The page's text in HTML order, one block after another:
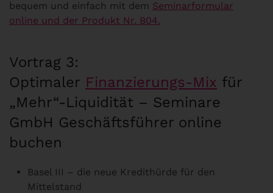
bequem und einfach mit dem Seminarformular
online und der Produkt Nr. B04.
Vortrag 3:
Optimaler Finanzierungs-Mix für
„Mehr“-Liquidität – Seminare
GmbH Geschäftsführer online
buchen
Basel III – die neue Kredithürde für den
Mittelstand